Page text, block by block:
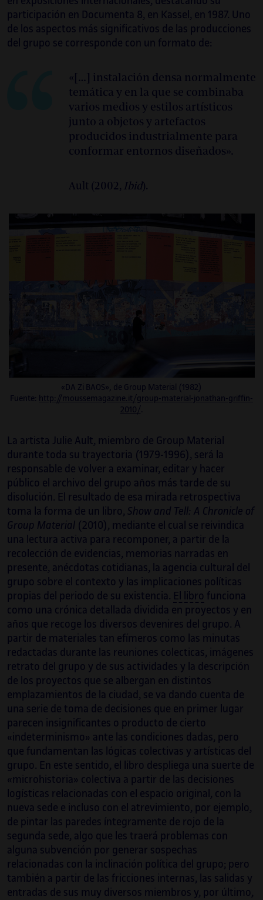
participación en Documenta 8, en Kassel, en 1987. Uno
de los aspectos más significativos de las producciones
del grupo se corresponde con un formato de:
«[…] instalación densa normalmente
temática y en la que se combinaba
varios medios y estilos artísticos
junto a objetos y artefactos
producidos industrialmente para
conformar entornos diseñados».
Ault (2002, Ibid).
«DA Zi BAOS», de Group Material (1982)
Fuente: http://moussemagazine.it/group-material-jonathan-griffin-
2010/
La artista Julie Ault, miembro de Group Material
durante toda su trayectoria (1979-1996), será la
responsable de volver a examinar, editar y hacer
público el archivo del grupo años más tarde de su
disolución. El resultado de esa mirada retrospectiva
toma la forma de un libro, Show and Tell: A Chronicle of
Group Material (2010), mediante el cual se reivindica
una lectura activa para recomponer, a partir de la
recolección de evidencias, memorias narradas en
presente, anécdotas cotidianas, la agencia cultural del
grupo sobre el contexto y las implicaciones políticas
propias del periodo de su existencia. El libro funciona
como una crónica detallada dividida en proyectos y en
años que recoge los diversos devenires del grupo. A
partir de materiales tan efímeros como las minutas
redactadas durante las reuniones colecticas, imágenes
retrato del grupo y de sus actividades y la descripción
de los proyectos que se albergan en distintos
emplazamientos de la ciudad, se va dando cuenta de
una serie de toma de decisiones que en primer lugar
parecen insignificantes o producto de cierto
«indeterminismo» ante las condiciones dadas, pero
que fundamentan las lógicas colectivas y artísticas del
grupo. En este sentido, el libro despliega una suerte de
«microhistoria» colectiva a partir de las decisiones
logísticas relacionadas con el espacio original, con la
nueva sede e incluso con el atrevimiento, por ejemplo,
de pintar las paredes íntegramente de rojo de la
segunda sede, algo que les traerá problemas con
alguna subvención por generar sospechas
relacionadas con la inclinación política del grupo; pero
también a partir de las fricciones internas, las salidas y
entradas de sus muy diversos miembros y, por último,